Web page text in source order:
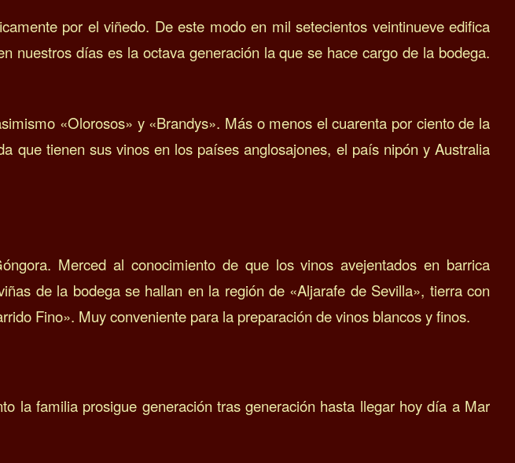
por el viñedo. De este modo en mil setecientos veintinueve edifica
nuestros días es la octava generación la que se hace cargo de la bodega.
«Olorosos» y «Brandys». Más o menos el cuarenta por ciento de la
que tienen sus vinos en los países anglosajones, el país nipón y Australia
Merced al conocimiento de que los vinos avejentados en barrica
de la bodega se hallan en la región de «Aljarafe de Sevilla», tierra con
Fino». Muy conveniente para la preparación de vinos blancos y finos.
la familia prosigue generación tras generación hasta llegar hoy día a Mar